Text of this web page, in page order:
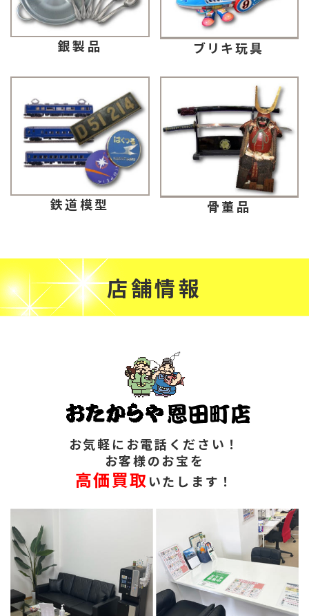
銀製品 ブリキ玩具
鉄道模型 骨董品
店舗情報
お気軽にお電話ください！
お客様のお宝を
高価買取 いたします！